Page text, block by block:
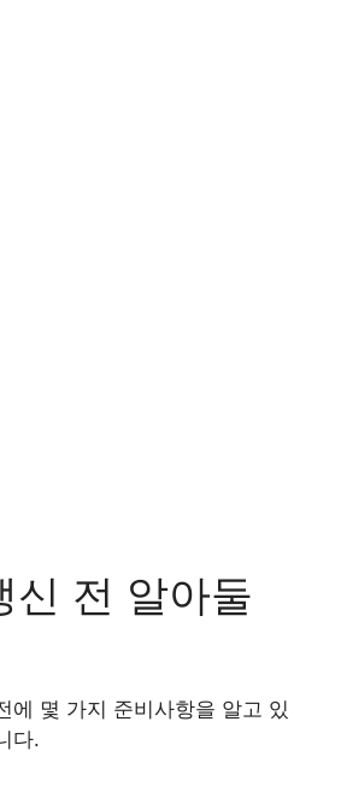
신 전 알아둘
에 몇 가지 준비사항을 알고 있
다.